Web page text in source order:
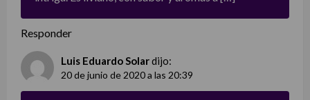
Responder
Luis Eduardo Solardijo:
20 de junio de 2020 a las 20:39